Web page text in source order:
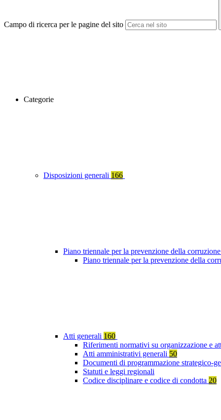
Campo di ricerca per le pagine del sito
Categorie
Disposizioni generali 166
Piano triennale per la prevenzione della
Piano triennale per la prevenzione della
Atti generali 160
Riferimenti normativi su organizzazione e
Atti amministrativi generali 50
Documenti di programmazione strategico-
Statuti e leggi regionali
Codice disciplinare e codice di condotta 20